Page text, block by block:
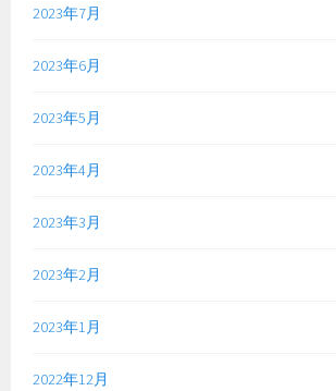
2023年7月
2023年6月
2023年5月
2023年4月
2023年3月
2023年2月
2023年1月
2022年12月